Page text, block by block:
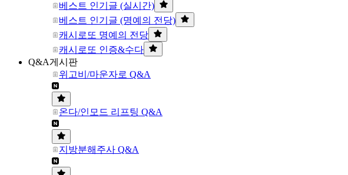
베스트 인기글 (실시간)
베스트 인기글 (명예의 전당)
캐시로또 명예의 전당
캐시로또 인증&수다
Q&A게시판
위고비/마운자로 Q&A
온다/인모드 리프팅 Q&A
지방분해주사 Q&A